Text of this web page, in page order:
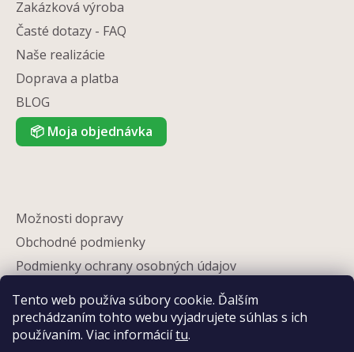
Tento web používa súbory cookie. Ďalším
prechádzaním tohto webu vyjadrujete súhlas s ich
používaním. Viac informáciítu.
Zakázková výroba
Časté dotazy - FAQ
Naše realizácie
Doprava a platba
BLOG
📦 Moja objednávka
Možnosti dopravy
Obchodné podmienky
Podmienky ochrany osobných údajov
Partneri
Kontakty